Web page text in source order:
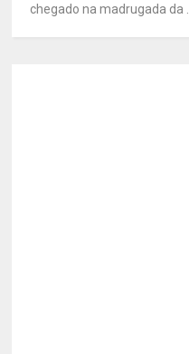
chegado na madrugada da ...